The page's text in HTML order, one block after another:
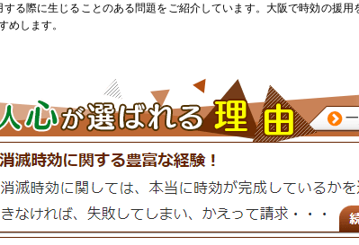
する際に生じることのある問題をご紹介しています。大阪で時効の援用
めします。